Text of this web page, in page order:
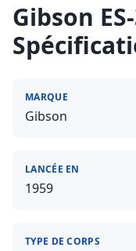
Gibson
MARQUE
Gibson
LANCÉE EN
1959
TYPE DE CORPS